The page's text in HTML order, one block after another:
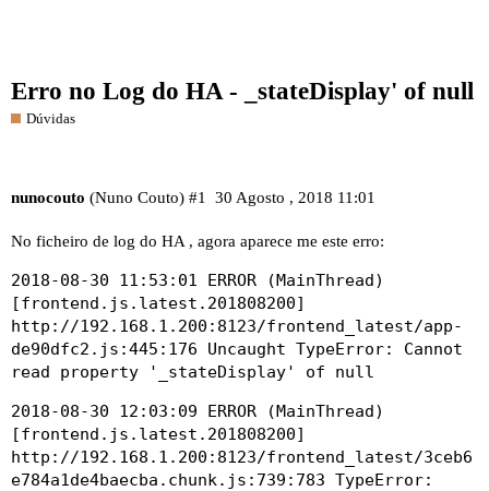
Erro no Log do HA - _stateDisplay' of null
Dúvidas
nunocouto (Nuno Couto) 30 Agosto , 2018 11:01
#1
No ficheiro de log do HA , agora aparece me este erro:
2018-08-30 11:53:01 ERROR (MainThread)
[frontend.js.latest.201808200]
http://192.168.1.200:8123/frontend_latest/app-
de90dfc2.js:445:176 Uncaught TypeError: Cannot
read property '_stateDisplay' of null
2018-08-30 12:03:09 ERROR (MainThread)
[frontend.js.latest.201808200]
http://192.168.1.200:8123/frontend_latest/3ceb6
e784a1de4baecba.chunk.js:739:783 TypeError: